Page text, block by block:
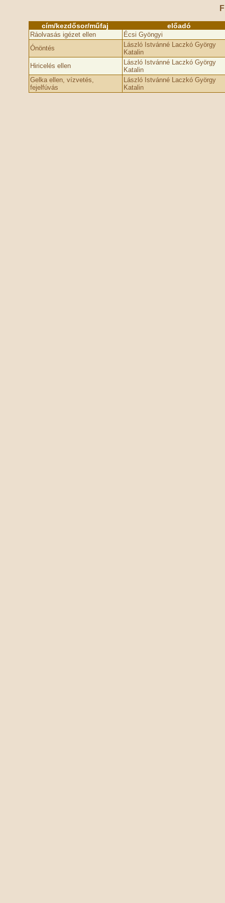
cím/kezdősor/műfaj előadó
Ráolvasás igézet ellen
Écsi Gyöngyi
Ónöntés
László Istvánné Laczkó György
Katalin
Hiricelés ellen
László Istvánné Laczkó György
Katalin
Gelka ellen, vízvetés,
fejelfúvás
László Istvánné Laczkó György
Katalin